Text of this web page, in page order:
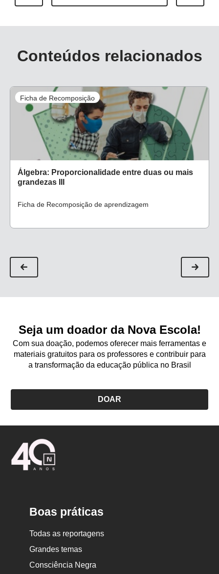
Conteúdos relacionados
Ficha de Recomposição
Álgebra: Proporcionalidade entre duas ou mais
grandezas III
Ficha de Recomposição de aprendizagem
Seja um doador da Nova Escola!
Com sua doação, podemos oferecer mais ferramentas e
materiais gratuitos para os professores e contribuir para
a transformação da educação pública no Brasil
DOAR
Boas práticas
Todas as reportagens
Grandes temas
Consciência Negra